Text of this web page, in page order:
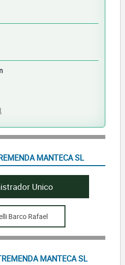
MANTECA SL
Unico
Barco Rafael
MANTECA SL